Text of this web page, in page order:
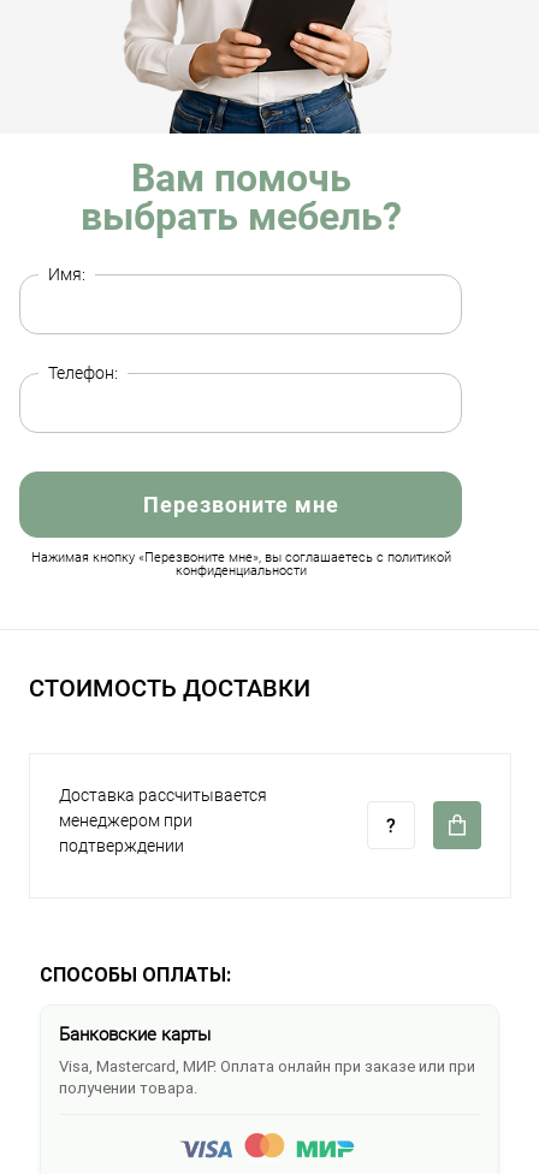
Вам помочь
выбрать мебель?
Имя:
Телефон:
Перезвоните мне
Нажимая кнопку «Перезвоните мне», вы соглашаетесь с политикой
конфиденциальности
СТОИМОСТЬ ДОСТАВКИ
Доставка рассчитывается
менеджером при
подтверждении
СПОСОБЫ ОПЛАТЫ:
Банковские карты
Visa, Mastercard, МИР. Оплата онлайн при заказе или при
получении товара.